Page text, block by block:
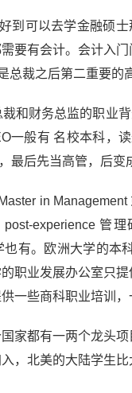
到可以去学金融硕
要有会计。会计入
总裁之后第二重要的
和财务总监的职业
一般有 名校本科，
最后先当高管，后
in
experience 管
也有。欧洲大学的
职业发展办公室只
一些商科职业培训
家都有一两个龙头
，北美的大陆学生